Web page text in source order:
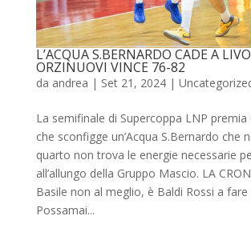
L’ACQUA S.BERNARDO CADE A
ORZINUOVI VINCE 76-82
da andrea | Set 21, 2024|
La semifinale di Supercoppa LNP premia
che sconfigge un’Acqua S.Bernardo che
quarto non trova le energie necessarie
all’allungo della Gruppo Mascio. LA
Basile non al meglio, è Baldi Rossi a
Possamai...